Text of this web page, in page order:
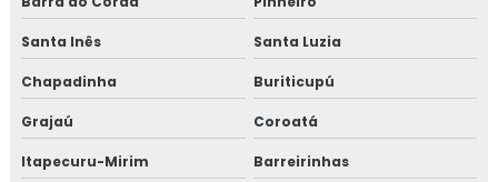
Santa Inês Santa Luzia
Chapadinha Buriticupú
Grajaú Coroatá
Itapecuru-Mirim
Barreirinhas